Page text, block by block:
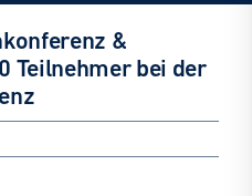
&
Teilnehmer bei der